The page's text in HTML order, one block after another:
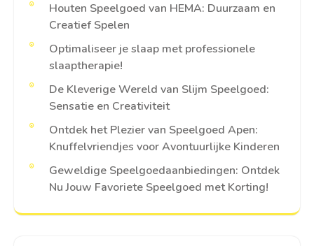
Houten Speelgoed van HEMA: Duurzaam en
Creatief Spelen
Optimaliseer je slaap met professionele
slaaptherapie!
De Kleverige Wereld van Slijm Speelgoed:
Sensatie en Creativiteit
Ontdek het Plezier van Speelgoed Apen:
Knuffelvriendjes voor Avontuurlijke Kinderen
Geweldige Speelgoedaanbiedingen: Ontdek
Nu Jouw Favoriete Speelgoed met Korting!